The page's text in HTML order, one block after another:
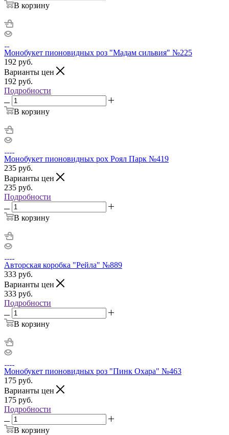
В корзину
Монобукет пионовидных роз "Мадам сильвия" №225
192 руб.
Варианты цен
192 руб.
Подробности
В корзину
Монобукет пионовидных рох Роял Парк №419
235 руб.
Варианты цен
235 руб.
Подробности
В корзину
Авторская коробка "Рейла" №889
333 руб.
Варианты цен
333 руб.
Подробности
В корзину
Монобукет пионовидных роз "Пинк Охара" №463
175 руб.
Варианты цен
175 руб.
Подробности
В корзину